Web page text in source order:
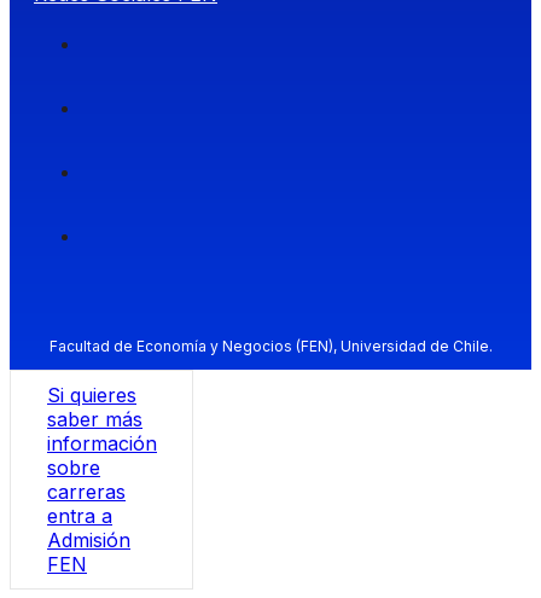
Facultad de Economía y Negocios (FEN), Universidad de Chile.
Si quieres
saber más
información
sobre
carreras
entra a
Admisión
FEN